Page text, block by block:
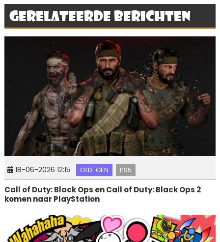
Gerelateerde berichten
18-06-2026 12:15 OLD-GEN PS5
Call of Duty: Black Ops en Call of Duty: Black Ops 2
komen naar PlayStation